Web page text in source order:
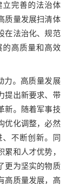
立完善的法治体
质量发展扫清体
在法治化、规范
的高质量和高效
力。高质量发展
提出新要求、带
新。随着军事技
优化调整，必然
不断创新。同
和人才优势，
更为坚实的物质
高质量发展，高